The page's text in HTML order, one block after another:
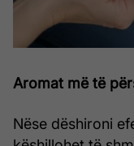
Aromat më të
Nëse dëshironi